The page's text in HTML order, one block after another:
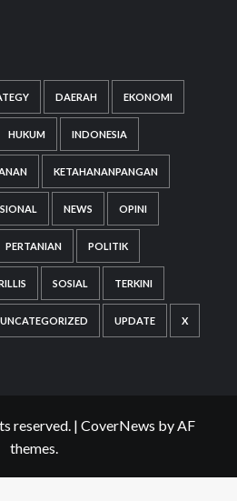
DAERAH EKONOMI
HUKUM INDONESIA
KETAHANANPANGAN
NEWS OPINI
PERTANIAN POLITIK
SOSIAL TERKINI
UNCATEGORIZED UPDATE X
reserved. | CoverNews by AF
themes.